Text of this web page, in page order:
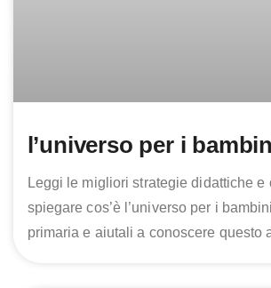
l’universo per i
Leggi le migliori strategie didattiche e
spiegare cos’è l’universo per i
primaria e aiutali a conoscere questo